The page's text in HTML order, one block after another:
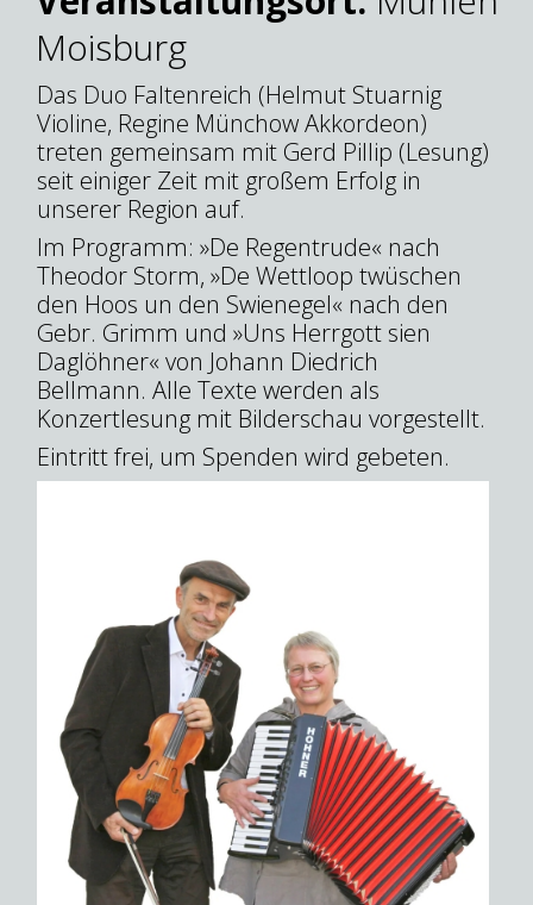
Moisburg
Das Duo Faltenreich (Helmut Stuarnig
Violine, Regine Münchow Akkordeon)
treten gemeinsam mit Gerd Pillip (Lesung)
seit einiger Zeit mit großem Erfolg in
unserer Region auf.
Im Programm: »De Regentrude« nach
Theodor Storm, »De Wettloop twüschen
den Hoos un den Swienegel« nach den
Gebr. Grimm und »Uns Herrgott sien
Daglöhner« von Johann Diedrich
Bellmann. Alle Texte werden als
Konzertlesung mit Bilderschau vorgestellt.
Eintritt frei, um Spenden wird gebeten.